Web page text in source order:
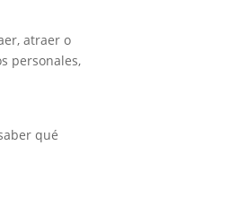
atraer o
personales,
qué